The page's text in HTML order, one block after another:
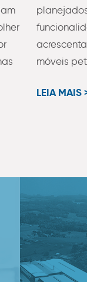
móveis
LEIA MAIS